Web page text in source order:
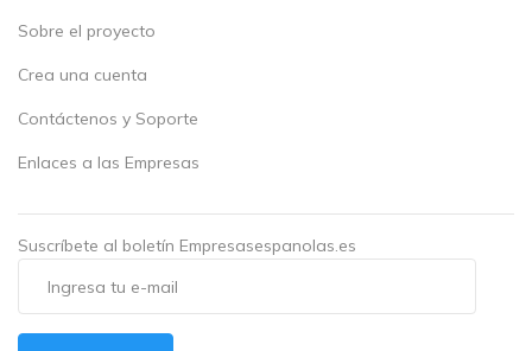
Sobre el proyecto
Crea una cuenta
Contáctenos y Soporte
Enlaces a las Empresas
Suscríbete al boletín Empresasespanolas.es